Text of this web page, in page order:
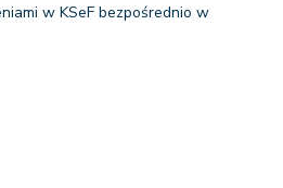
w KSeF bezpośrednio w